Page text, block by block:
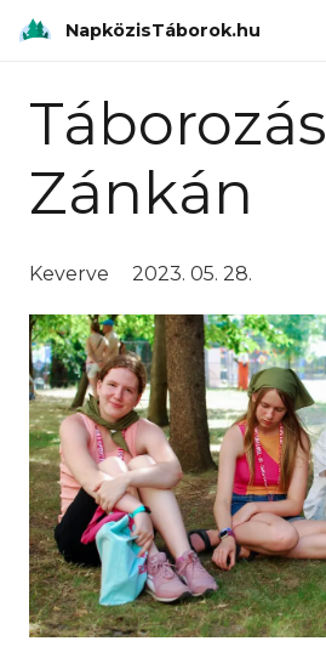
NapközisTáborok.hu
Táborozás
Zánkán
Keverve 2023. 05. 28.